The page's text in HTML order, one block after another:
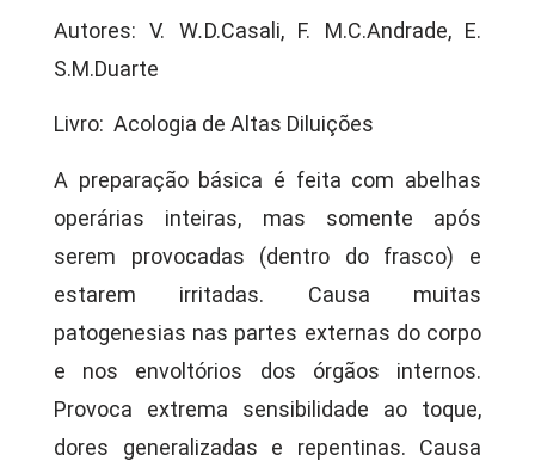
Autores: V. W.D.Casali, F. M.C.Andrade, E.
S.M.Duarte
Livro: Acologia de Altas Diluições
A preparação básica é feita com abelhas
operárias inteiras, mas somente após
serem provocadas (dentro do frasco) e
estarem irritadas. Causa muitas
patogenesias nas partes externas do corpo
e nos envoltórios dos órgãos internos.
Provoca extrema sensibilidade ao toque,
dores generalizadas e repentinas. Causa